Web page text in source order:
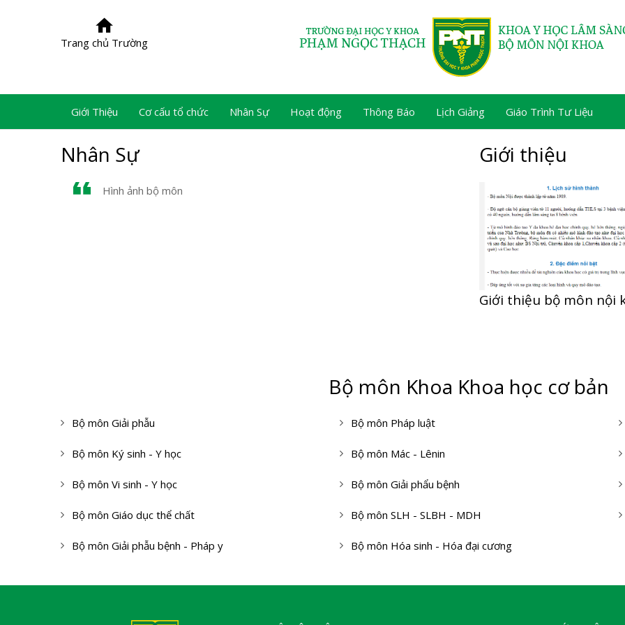
Trang chủ Trường
Giới Thiệu Cơ cấu tổ chức Nhân Sự Hoạt động Thông Báo Lịch Giảng Giáo Trình Tư Liệu
Nhân Sự
Hình ảnh bộ môn
Giới thiệu
Giới thiệu bộ môn nội
Bộ môn Khoa Khoa học cơ bản
Bộ môn Giải phẫu Bộ môn Pháp luật
Bộ môn Ký sinh - Y học Bộ môn Mác - Lênin
Bộ môn Vi sinh - Y học Bộ môn Giải phẩu bệnh
Bộ môn Giáo dục thể chất Bộ môn SLH - SLBH - MDH
Bộ môn Giải phẫu bệnh - Pháp y Bộ môn Hóa sinh - Hóa đại cương